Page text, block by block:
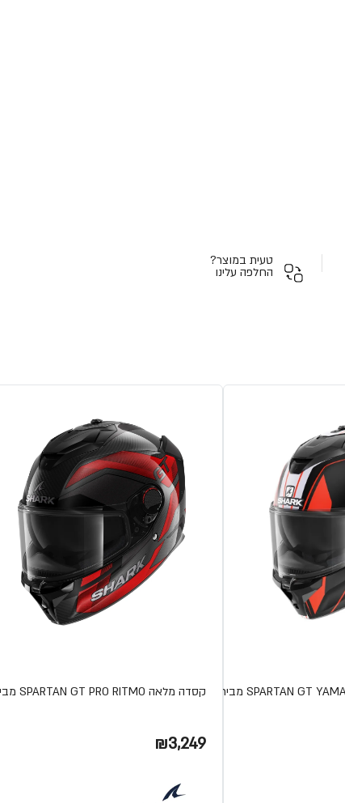
טעית במוצר?
החלפה עלינו
קסדה מלאה SPARTAN GT PRO RITMO מבית SHARK
₪3,249